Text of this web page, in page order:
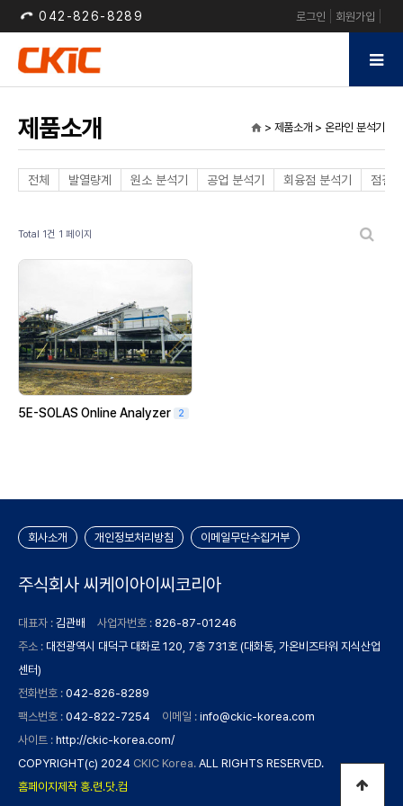
042-826-8289 로그인 회원가입
제품소개 home > 제품소개 > 온라인 분석기
전체 발열량계 원소 분석기 공업 분석기 회융점 분석기 점결
Total 1건 1 페이지
5E-SOLAS Online Analyzer 2
회사소개 개인정보처리방침 이메일무단수집거부
주식회사 씨케이아이씨코리아
대표자 : 김관배 사업자번호 : 826-87-01246
주소 : 대전광역시 대덕구 대화로 120, 7층 731호 (대화동, 가온비즈타워 지식산업
센터)
전화번호 : 042-826-8289
팩스번호 : 042-822-7254 이메일 : info@ckic-korea.com
사이트 : http://ckic-korea.com/
COPYRIGHT(c) 2024 CKIC Korea. ALL RIGHTS RESERVED.
홈페이지제작 홍.련.닷.컴